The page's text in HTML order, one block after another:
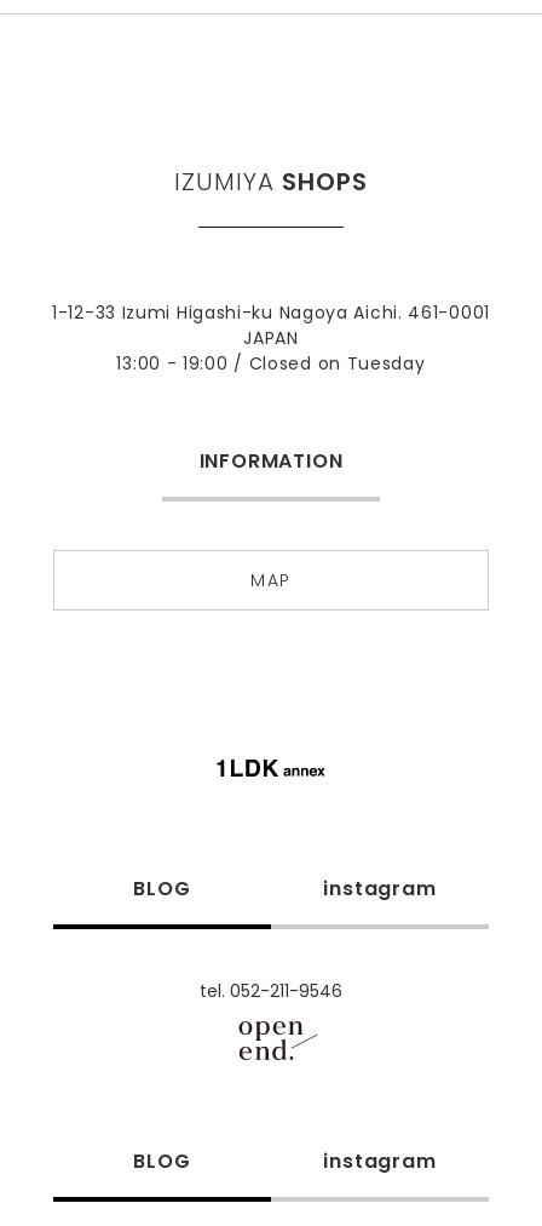
IZUMIYA SHOPS
1-12-33 Izumi Higashi-ku Nagoya Aichi. 461-0001
JAPAN
13:00 - 19:00 / Closed on Tuesday
INFORMATION
MAP
BLOG instagram
tel. 052-211-9546
BLOG instagram